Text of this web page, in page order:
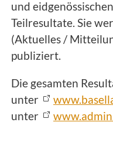
und
Teilresultate. Sie
(Aktuelles /
publiziert.
Die gesamten
unter
unter